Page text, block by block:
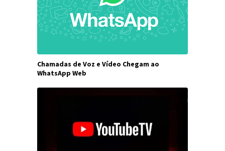
Chamadas de Voz e Vídeo Chegam ao
WhatsApp Web